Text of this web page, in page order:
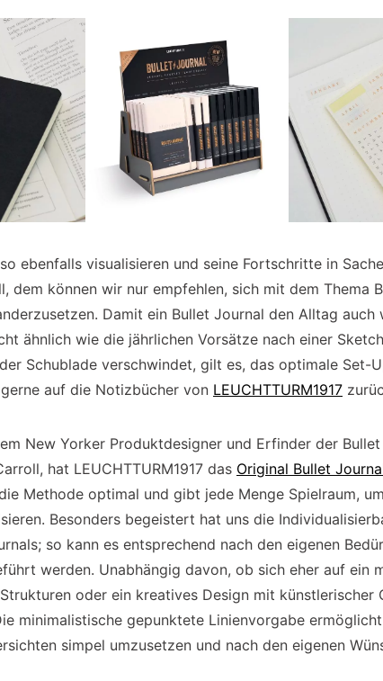
ebenfalls visualisieren und seine Fortschritte in
dem können wir nur empfehlen, sich mit dem Thema
Damit ein Bullet Journal den Alltag auch
ähnlich wie die jährlichen Vorsätze nach einer
Schublade verschwindet, gilt es, das optimale Set-
auf die Notizbücher von LEUCHTTURM1917
New Yorker Produktdesigner und Erfinder der
hat LEUCHTTURM1917 das Original Bullet
Methode optimal und gibt jede Menge Spielraum,
Besonders begeistert hat uns die
so kann es entsprechend nach den eigenen
werden. Unabhängig davon, ob sich eher auf ein
oder ein kreatives Design mit künstlerischer
minimalistische gepunktete Linienvorgabe
simpel umzusetzen und nach den eigenen